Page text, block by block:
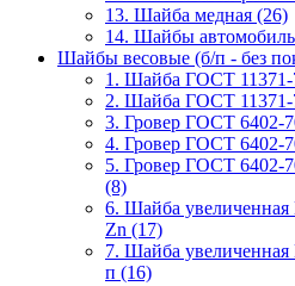
13. Шайба медная (26)
14. Шайбы
Шайбы весовые (б/п - без
1. Шайба ГОСТ 11371-
2. Шайба ГОСТ 11371-
3. Гровер ГОСТ 6402-
4. Гровер ГОСТ 6402-
5. Гровер ГОСТ
(8)
6. Шайба
Zn (17)
7. Шайба
п (16)